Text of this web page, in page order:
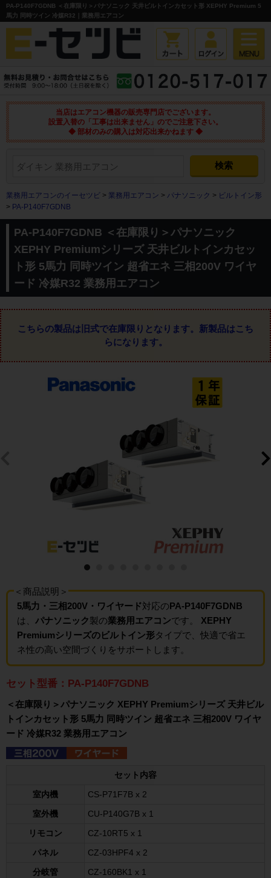
PA-P140F7GDNB ＜在庫限り＞パナソニック 天井ビルトインカセット形 XEPHY Premium 5
馬力 同時ツイン 冷媒R32｜業務用エアコン
当店はエアコン機器の販売専門店でございます。
設置入替の「工事は出来ません」のでご注意下さい。
◆ 部材のみの購入は対応出来かねます ◆
業務用エアコンのイーセツビ > 業務用エアコン > パナソニック > ビルトイン形
> PA-P140F7GDNB
PA-P140F7GDNB ＜在庫限り＞パナソニック
XEPHY Premiumシリーズ 天井ビルトインカセッ
ト形 5馬力 同時ツイン 超省エネ 三相200V ワイヤ
ード 冷媒R32 業務用エアコン
こちらの製品は旧式で在庫限りとなります。 新製品はこち
らになります。
＜商品説明＞
5馬力・三相200V・ワイヤード対応のPA-P140F7GDNB
は、 パナソニック製の業務用エアコンです。 XEPHY
Premiumシリーズのビルトイン形タイプで、快適で省エ
ネ性の高い空間づくりをサポートします。
セット型番：PA-P140F7GDNB
＜在庫限り＞パナソニック XEPHY Premiumシリーズ 天井ビル
トインカセット形 5馬力 同時ツイン 超省エネ 三相200V ワイヤ
ード 冷媒R32 業務用エアコン
セット内容
室内機 CS-P71F7B x 2
室外機 CU-P140G7B x 1
リモコン CZ-10RT5 x 1
パネル CZ-03HPF4 x 2
分岐管 CZ-160BK1 x 1